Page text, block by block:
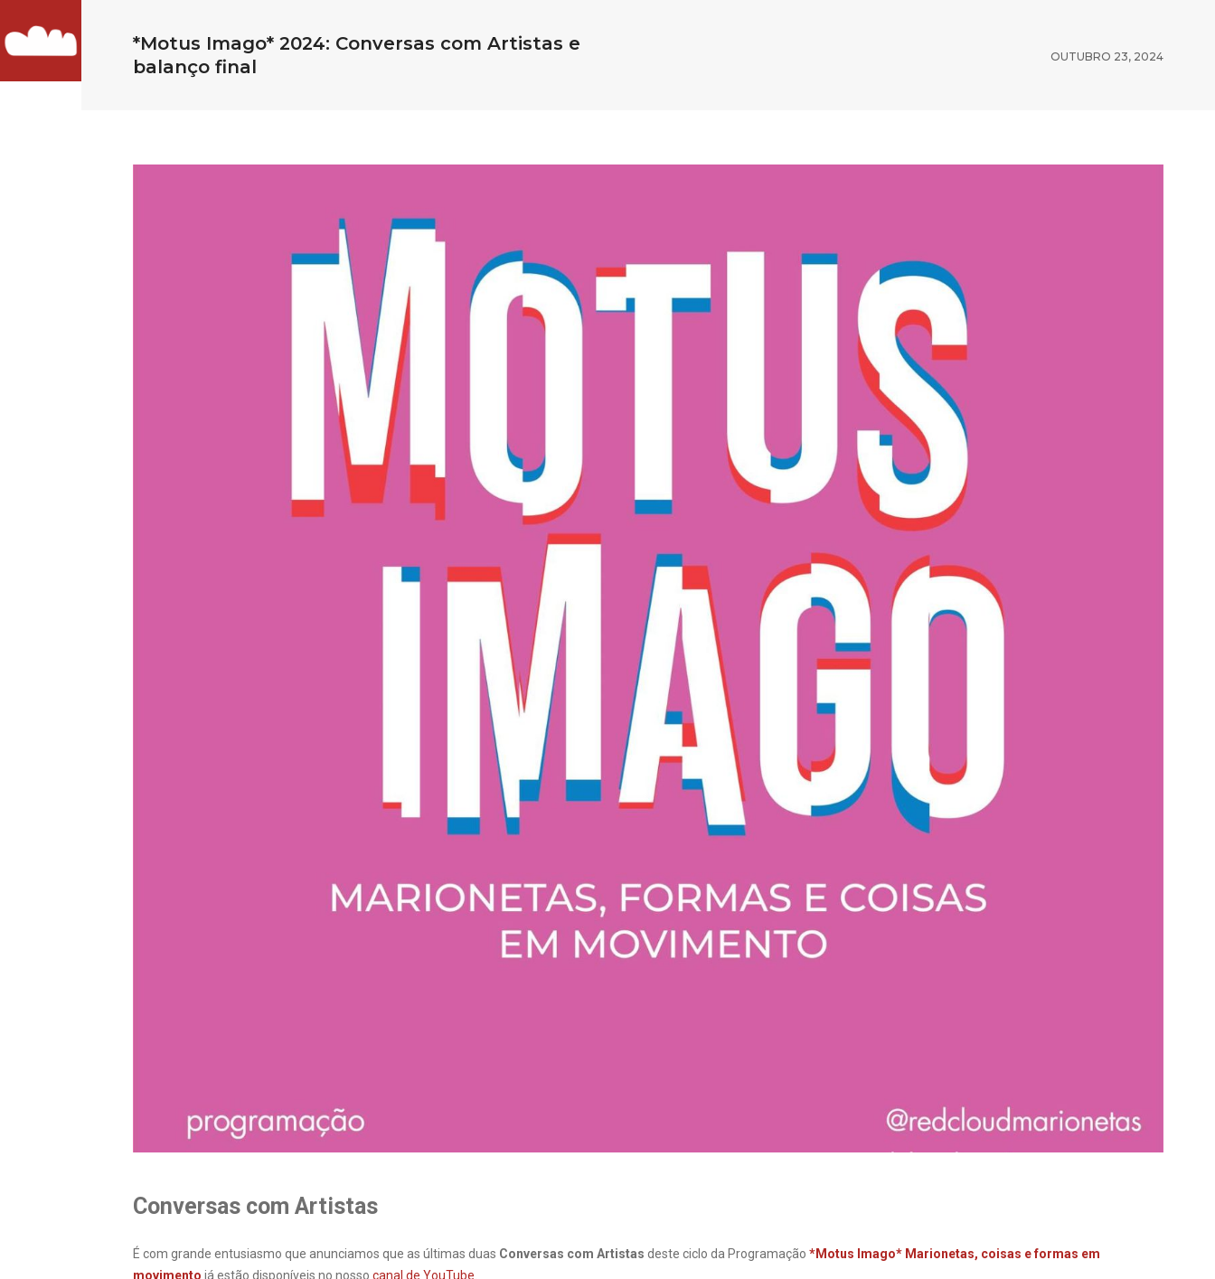
*Motus Imago* 2024: Conversas com Artistas e
balanço final
OUTUBRO 23, 2024
Conversas com Artistas
É com grande entusiasmo que anunciamos que as últimas duas Conversas com Artistas deste ciclo da Programação *Motus Imago* Marionetas, coisas e formas em
movimento já estão disponíveis no nosso canal de YouTube.